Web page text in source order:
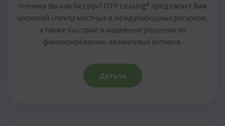
техники Вы как без рук? OTP Leasing® предлагает Вам
широкий спектр местных и международных ресурсов,
а также быстрые и надежные решения по
финансированию лизинговых активов.
Детали